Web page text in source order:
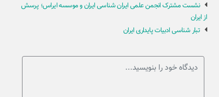
نشست مشترک انجمن علمی ایران شناسی ایران و موسسه ایراس؛ پرسش
از ایران
تبار شناسی ادبیات پایداری ایران